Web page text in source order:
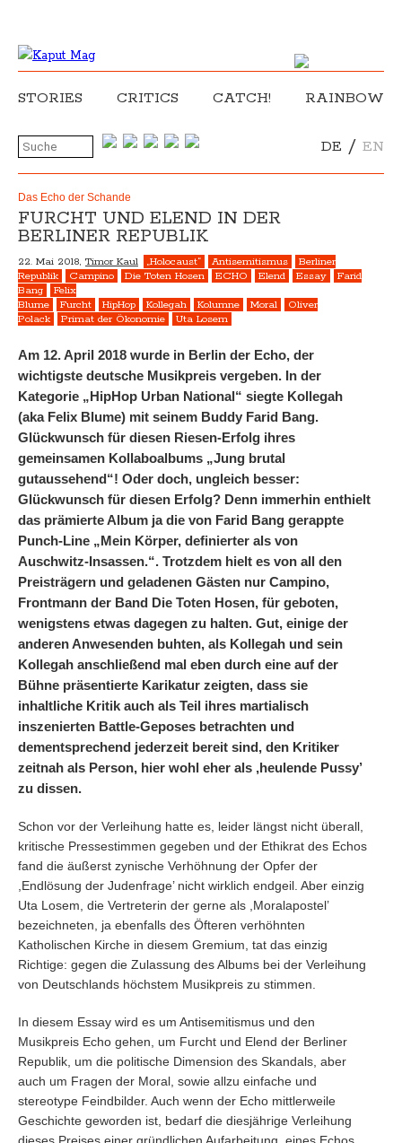
STORIES CRITICS CATCH! RAINBOW
DE / EN
Das Echo der Schande
FURCHT UND ELEND IN DER
BERLINER REPUBLIK
22. Mai 2018, Timor Kaul „Holocaust“ Antisemitismus
Berliner
Republik
Campino Die Toten Hosen ECHO Elend Essay
Farid
Bang
Felix
Blume
Furcht HipHop Kollegah Kolumne Moral
Oliver
Polack
Primat der Ökonomie Uta Losem
Am 12. April 2018 wurde in Berlin der Echo, der
wichtigste deutsche Musikpreis vergeben. In der
Kategorie „HipHop Urban National“ siegte Kollegah
(aka Felix Blume) mit seinem Buddy Farid Bang.
Glückwunsch für diesen Riesen-Erfolg ihres
gemeinsamen Kollaboalbums „Jung brutal
gutaussehend“! Oder doch, ungleich besser:
Glückwunsch für diesen Erfolg? Denn immerhin enthielt
das prämierte Album ja die von Farid Bang gerappte
Punch-Line „Mein Körper, definierter als von
Auschwitz-Insassen.“. Trotzdem hielt es von all den
Preisträgern und geladenen Gästen nur Campino,
Frontmann der Band Die Toten Hosen, für geboten,
wenigstens etwas dagegen zu halten. Gut, einige der
anderen Anwesenden buhten, als Kollegah und sein
Kollegah anschließend mal eben durch eine auf der
Bühne präsentierte Karikatur zeigten, dass sie
inhaltliche Kritik auch als Teil ihres martialisch
inszenierten Battle-Geposes betrachten und
dementsprechend jederzeit bereit sind, den Kritiker
zeitnah als Person, hier wohl eher als ,heulende Pussy’
zu dissen.
Schon vor der Verleihung hatte es, leider längst nicht überall,
kritische Pressestimmen gegeben und der Ethikrat des Echos
fand die äußerst zynische Verhöhnung der Opfer der
,Endlösung der Judenfrage’ nicht wirklich endgeil. Aber einzig
Uta Losem, die Vertreterin der gerne als ,Moralapostel’
bezeichneten, ja ebenfalls des Öfteren verhöhnten
Katholischen Kirche in diesem Gremium, tat das einzig
Richtige: gegen die Zulassung des Albums bei der Verleihung
von Deutschlands höchstem Musikpreis zu stimmen.
In diesem Essay wird es um Antisemitismus und den
Musikpreis Echo gehen, um Furcht und Elend der Berliner
Republik, um die politische Dimension des Skandals, aber
auch um Fragen der Moral, sowie allzu einfache und
stereotype Feindbilder. Auch wenn der Echo mittlerweile
Geschichte geworden ist, bedarf die diesjährige Verleihung